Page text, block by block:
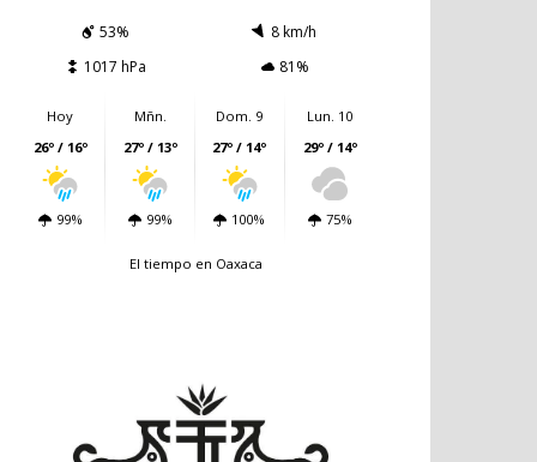
53%
8 km/h
1017 hPa
81%
Hoy
26º / 16º
99%
Mñn.
27º / 13º
99%
Dom. 9
27º / 14º
100%
Lun. 10
29º / 14º
75%
El tiempo en Oaxaca